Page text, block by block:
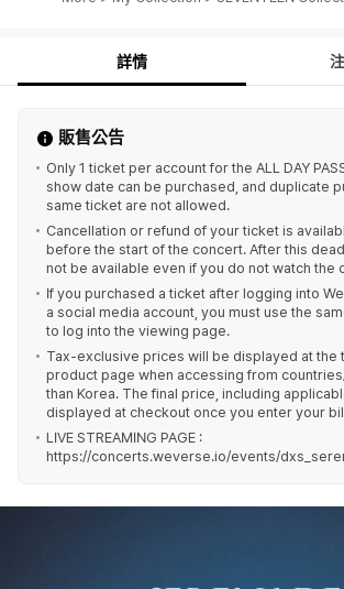
詳情
販售公告
Only 1 ticket per account for the ALL DAY
show date can be purchased, and duplicate
same ticket are not allowed.
Cancellation or refund of your ticket is
before the start of the concert. After this
not be available even if you do not watch the
If you purchased a ticket after logging into
a social media account, you must use the
to log into the viewing page.
Tax-exclusive prices will be displayed at the
product page when accessing from
than Korea. The final price, including
displayed at checkout once you enter your
LIVE STREAMING PAGE :
https://concerts.weverse.io/events/